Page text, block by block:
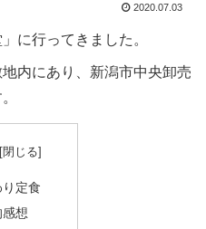
2020.07.03
に行ってきました。
内にあり、新潟市中央卸売
り定食
想